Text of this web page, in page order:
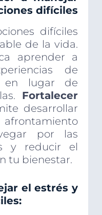
difíciles
difíciles
de la vida.
aprender a
de
en lugar de
Fortalecer
desarrollar
por las
y reducir el
tu bienestar.
el estrés y